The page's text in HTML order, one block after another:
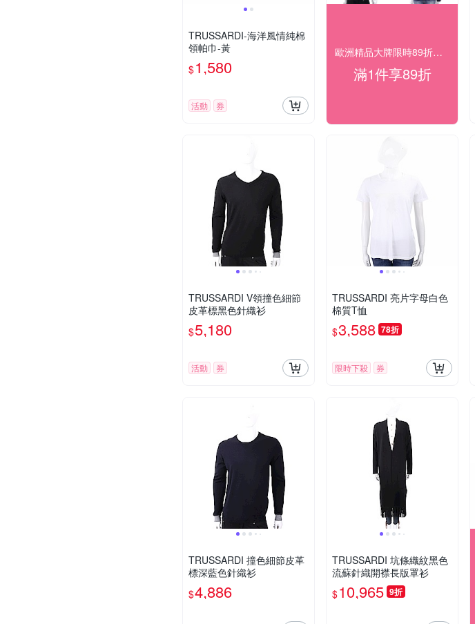
TRUSSARDI-海洋風情純棉
領帕巾-黃
$1,580
活動 券
歐洲精品大牌限時89折優惠
滿1件享89折
TRUSSARDI V領撞色細節
皮革標黑色針織衫
$5,180
活動 券
TRUSSARDI 亮片字母白色
棉質T恤
$3,588 78折
限時下殺 券
TRUSSARDI 撞色細節皮革
標深藍色針織衫
$4,886
TRUSSARDI 坑條織紋黑色
流蘇針織開襟長版罩衫
$10,965 9折